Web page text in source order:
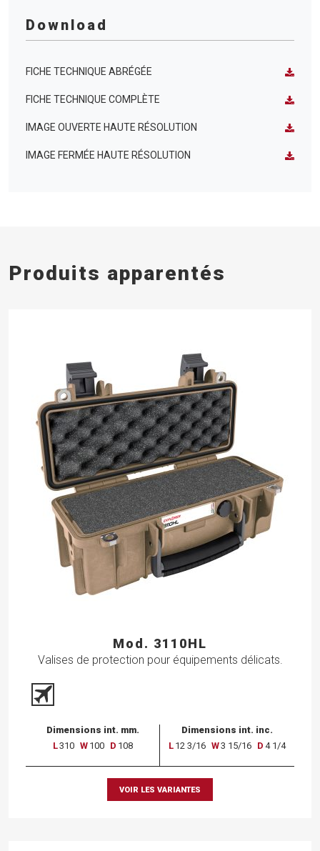
Download
FICHE TECHNIQUE ABRÉGÉE
FICHE TECHNIQUE COMPLÈTE
IMAGE OUVERTE HAUTE RÉSOLUTION
IMAGE FERMÉE HAUTE RÉSOLUTION
Produits apparentés
Mod. 3110HL
Valises de protection pour équipements délicats.
Dimensions int. mm.
L310 W 100 D 108
Dimensions int. inc.
L 12 3/16 W3 15/16 D 4 1/4
VOIR LES VARIANTES